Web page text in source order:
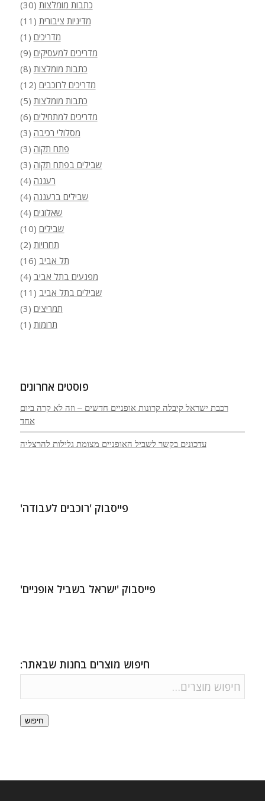
כתבות מומלצות (30)
מדיניות ציבורית (11)
מדריכים (1)
מדריכים למעסיקים (9)
כתבות מומלצות (8)
מדריכים לרוכבים (12)
כתבות מומלצות (5)
מדריכים למתחילים (6)
מסלולי רכיבה (3)
פתח תקוה (3)
שבילים בפתח תקוה (3)
רעננה (4)
שבילים ברעננה (4)
שאלונים (4)
שבילים (10)
תחרויות (2)
תל אביב (16)
מפגעים בתל אביב (4)
שבילים בתל אביב (11)
תמריצים (3)
תרומות (1)
פוסטים אחרונים
רכבת ישראל קיבלה קרונות אופניים חדשים – וזה לא קרה ביום
אחד
עדכונים בקשר לשביל האופניים מצומת גלילות להרצליה
פייסבוק 'רוכבים לעבודה'
פייסבוק 'ישראל בשביל אופניים'
חיפוש מוצרים בחנות שבאתר:
חיפוש